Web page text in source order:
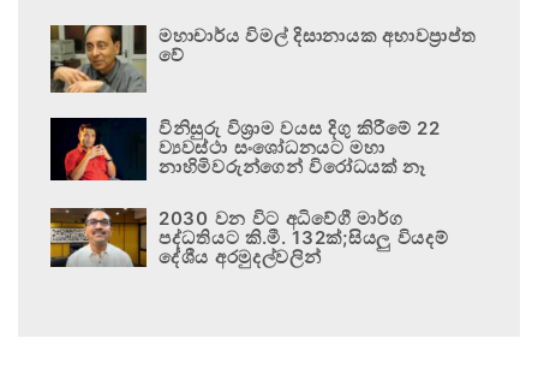
මහාචාර්ය විමල් දිසානායක අභාවප්‍රාප්ත
වේ
විනිසුරු විශ්‍රාම වයස දිගු කිරීමේ 22
ව්‍යවස්ථා සංශෝධනයට මහා
නාහිමිවරුන්ගෙන් විරෝධයක් නෑ
2030 වන විට අධිවේගී මාර්ග
පද්ධතියට කි.මී. 132ක්;සියලු වියදම්
දේශීය අරමුදල්වලින්